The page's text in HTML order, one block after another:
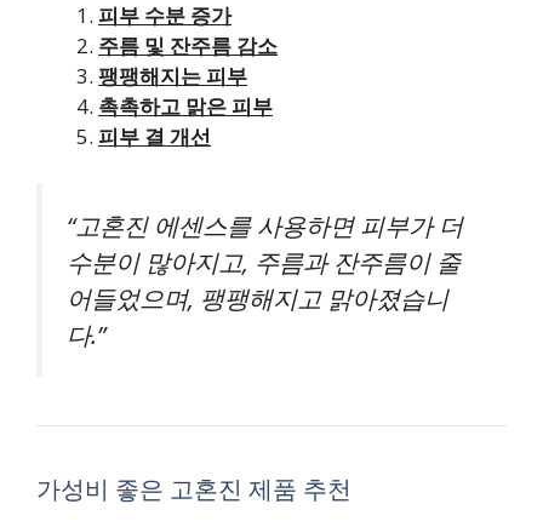
피부 수분 증가
주름 및 잔주름 감소
팽팽해지는 피부
촉촉하고 맑은 피부
피부 결 개선
“고혼진 에센스를 사용하면 피부가 더
수분이 많아지고, 주름과 잔주름이 줄
어들었으며, 팽팽해지고 맑아졌습니
다.”
가성비 좋은 고혼진 제품 추천